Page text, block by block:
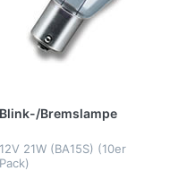
Blink-/Bremslampe
12V 21W (BA15S) (10er
Pack)